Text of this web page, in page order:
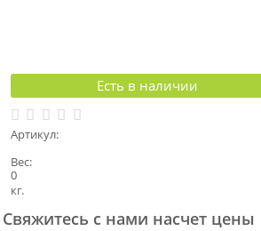
Есть в наличии
Артикул:
Вес:
0
кг.
Свяжитесь с нами насчет цены